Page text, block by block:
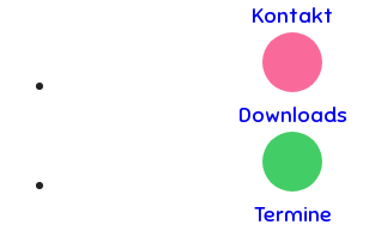
Kontakt
Downloads
Termine